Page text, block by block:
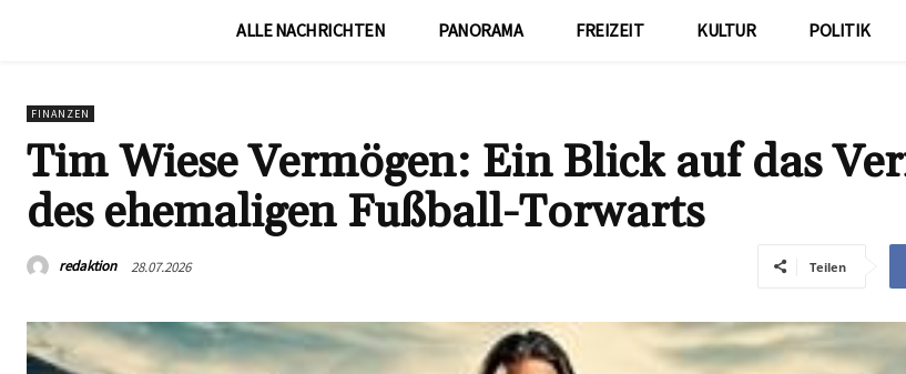
ALLE NACHRICHTEN PANORAMA FREIZEIT KULTUR POLITIK
FINANZEN
Tim Wiese Vermögen: Ein Blick auf das
des ehemaligen Fußball-Torwarts
redaktion 28.07.2026 Teilen